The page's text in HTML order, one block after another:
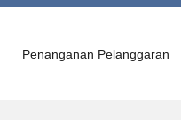
Penanganan Pelanggaran